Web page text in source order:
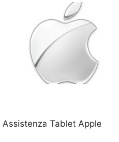
Tablet Apple